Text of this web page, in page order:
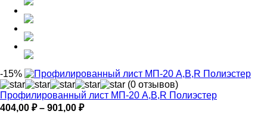
-15%
(0 отзывов)
Профилированный лист МП-20 A,B,R Полиэстер
404,00 ₽ – 901,00 ₽Диапазон